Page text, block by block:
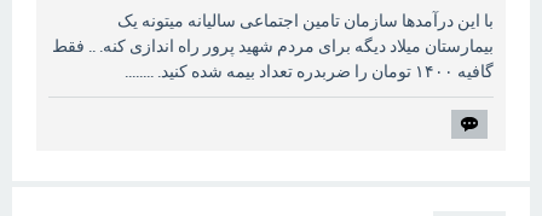
با این درآمدها سازمان تامین اجتماعی سالیانه میتونه یک
بیمارستان میلاد دیگه برای مردم شهید پرور راه اندازی کنه. .. فقط
گافیه ۱۴۰۰ تومان را ضربدره تعداد بیمه شده کنید. ........